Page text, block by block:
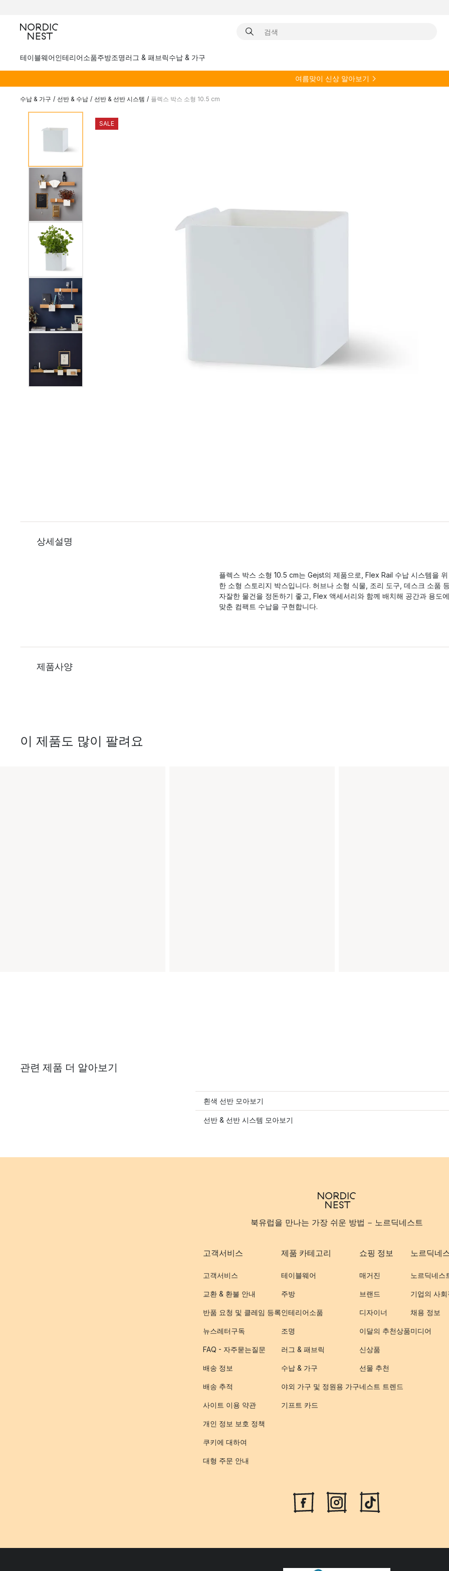
테이블웨어인테리어소품주방조명러그 & 패브릭수납 & 가구
여름맞이 신상 알아보기
수납 & 가구 / 선반 & 수납 / 선반 & 선반 시스템 / 플렉스 박스 소형 10.5 cm
SALE
상세설명
플렉스 박스 소형 10.5 cm는 Gejst의 제품으로, Flex Rail 수납 시스템을 위
한 소형 스토리지 박스입니다. 허브나 소형 식물, 조리 도구, 데스크 소품
자잘한 물건을 정돈하기 좋고, Flex 액세서리와 함께 배치해 공간과 용도에
맞춘 컴팩트 수납을 구현합니다.
제품사양
이 제품도 많이 팔려요
관련 제품 더 알아보기
흰색 선반 모아보기
선반 & 선반 시스템 모아보기
북유럽을 만나는 가장 쉬운 방법 - 노르딕네스트
고객서비스
고객서비스
교환 & 환불 안내
반품 요청 및 클레임 등록
뉴스레터구독
FAQ - 자주묻는질문
배송 정보
배송 추적
사이트 이용 약관
개인 정보 보호 정책
쿠키에 대하여
대형 주문 안내
제품 카테고리
테이블웨어
주방
인테리어소품
조명
러그 & 패브릭
수납 & 가구
야외 가구 및 정원용 가구
기프트 카드
쇼핑 정보
매거진
브랜드
디자이너
이달의 추천상품
신상품
선물 추천
네스트 트렌드
노르딕네
노르딕네스
기업의 사
채용 정보
미디어